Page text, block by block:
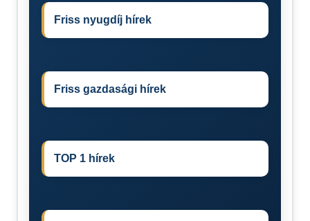
Friss nyugdíj hírek
Friss gazdasági hírek
TOP 1 hírek